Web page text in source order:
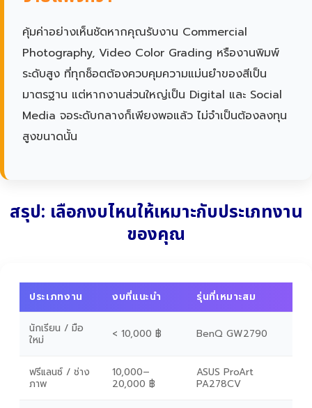
คุ้มค่าอย่างเห็นชัดหากคุณรับงาน Commercial
Photography, Video Color Grading หรืองานพิมพ์
ระดับสูง ที่ทุกช็อตต้องควบคุมความแม่นยำของสีเป็น
มาตรฐาน แต่หากงานส่วนใหญ่เป็น Digital และ Social
Media จอระดับกลางก็เพียงพอแล้ว ไม่จำเป็นต้องลงทุน
สูงขนาดนั้น
สรุป: เลือกงบไหนให้เหมาะกับประเภทงาน
ของคุณ
ประเภทงาน งบที่แนะนำ รุ่นที่เหมาะสม
นักเรียน / มือ
ใหม่
< 10,000 ฿ BenQ GW2790
ฟรีแลนซ์ / ช่าง
ภาพ
10,000–
20,000 ฿
ASUS ProArt
PA278CV